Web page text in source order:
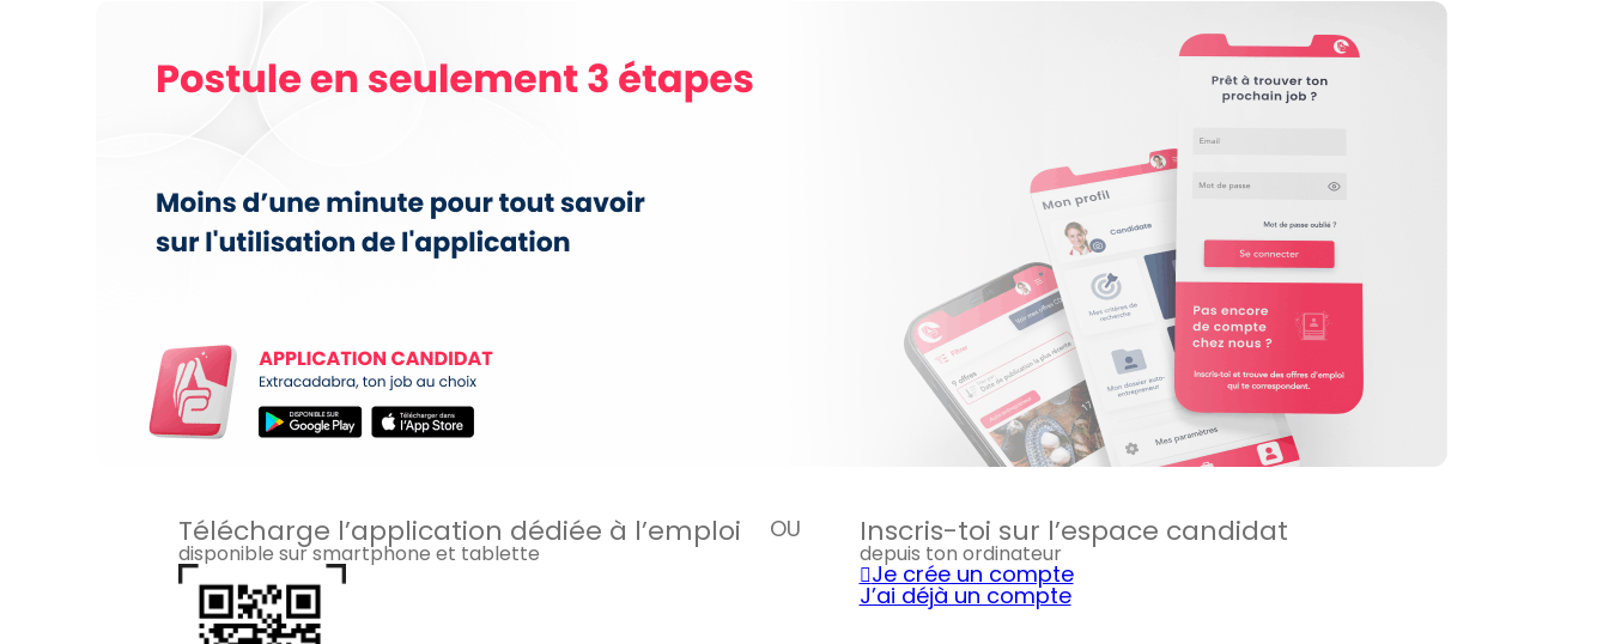
Télécharge l’application dédiée à l’emploi
disponible sur smartphone et tablette
OU Inscris-toi sur l’espace candidat
depuis ton ordinateur
Je crée un compte
J’ai déjà un compte